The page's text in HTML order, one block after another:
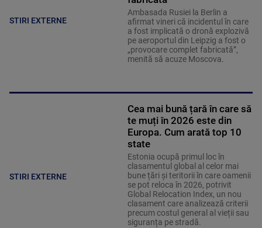
STIRI EXTERNE
Ambasada Rusiei la Berlin a
afirmat vineri că incidentul în care
a fost implicată o dronă explozivă
pe aeroportul din Leipzig a fost o
„provocare complet fabricată”,
menită să acuze Moscova.
STIRI EXTERNE
Cea mai bună țară în care să
te muți în 2026 este din
Europa. Cum arată top 10
state
Estonia ocupă primul loc în
clasamentul global al celor mai
bune țări și teritorii în care oamenii
se pot reloca în 2026, potrivit
Global Relocation Index, un nou
clasament care analizează criterii
precum costul general al vieții sau
siguranța pe stradă.